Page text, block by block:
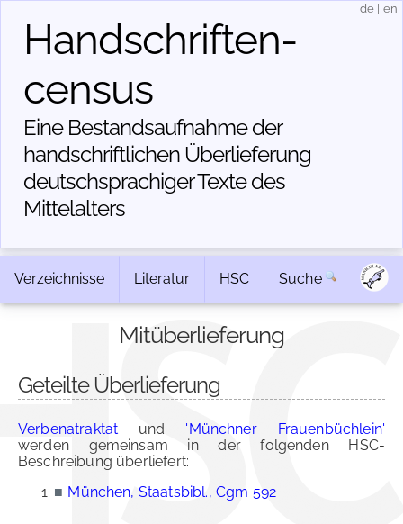
Handschriften­
census
Eine Bestandsaufnahme der
handschriftlichen Über­lieferung
deutschsprachiger Texte des
Mittelalters
de en
Verzeichnisse Literatur HSC Suche
Mitüberlieferung
Geteilte Überlieferung
Verbenatraktat und 'Münchner Frauenbüchlein'
werden gemeinsam in der folgenden HSC-
Beschreibung überliefert:
■ München, Staatsbibl., Cgm 592